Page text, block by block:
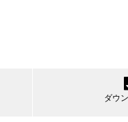
ダウ